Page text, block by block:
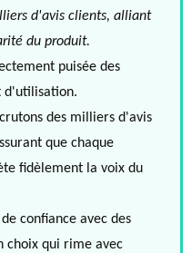
d'avis clients, alliant
du produit.
puisée des
d'utilisation.
des milliers d'avis
que chaque
fidèlement la voix du
confiance avec des
choix qui rime avec